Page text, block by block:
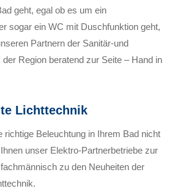
geht, egal ob es um ein
sogar ein WC mit Duschfunktion geht,
Partnern der Sanitär-und
Region beratend zur Seite – Hand in
Lichttechnik
richtige Beleuchtung in Ihrem Bad nicht
unser Elektro-Partnerbetriebe zur
zu den Neuheiten der